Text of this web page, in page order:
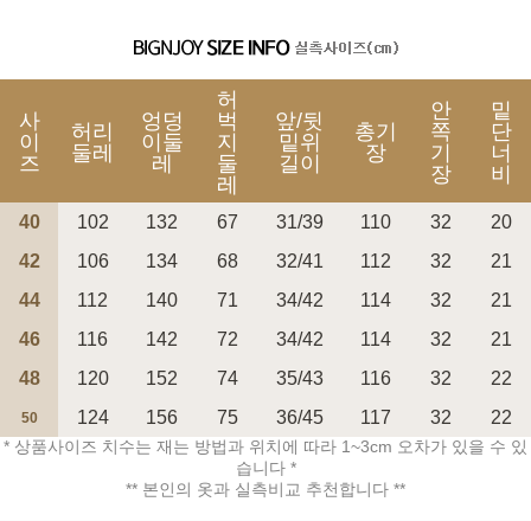
페이코 ID로 페
PAYCO 바로구매
사
이
즈
허리
둘레
엉덩
이둘
레
허
벅
지
둘
레
앞/뒷
밑위
길이
총기
장
안
쪽
기
장
밑
단
너
비
40 102 132 67 31/39 110 32
20
42
106 134 68 32/41 112 32
21
44
112 140 71 34/42 114 32
21
46
116 142 72 34/42 114 32
21
48
120 152 74 35/43 116 32 22
50 124 156 75 36/45 117 32 22
* 상품사이즈 치수는 재는 방법과 위치에 따라 1~3cm 오차가 있을 수 있
습니다 *
** 본인의 옷과 실측비교 추천합니다 **